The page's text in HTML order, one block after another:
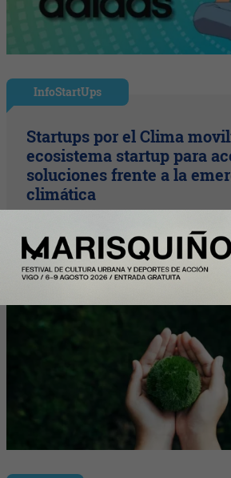
InfoStartUps
Startups por el Clima
ecosistema startup para
soluciones frente a la
climática